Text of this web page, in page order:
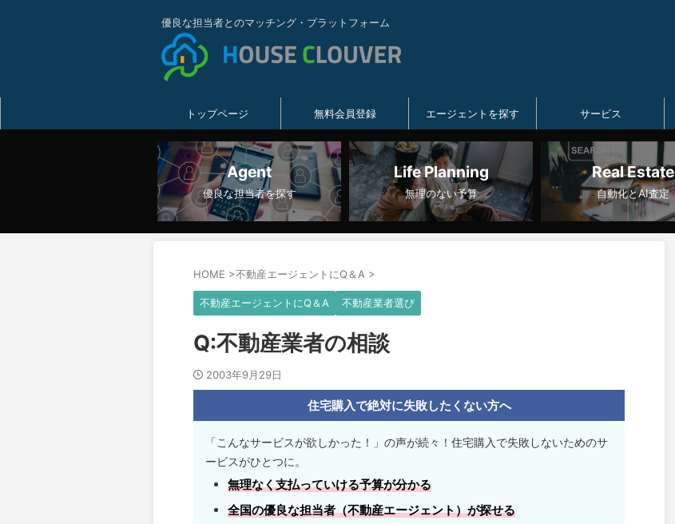
優良な担当者とのマッチング・プラットフォーム
トップページ 無料会員登録 エージェントを探す サービス
Agent
優良な担当者を探す
Life Planning
無理のない予算
Real Estate
自動化とAI査定
HOME >不動産エージェントにQ＆A >
不動産エージェントにQ＆A 不動産業者選び
Q:不動産業者の相談
2003年9月29日
住宅購入で絶対に失敗したくない方へ
「こんなサービスが欲しかった！」の声が続々！住宅購入で失敗しないためのサ
ービスがひとつに。
無理なく支払っていける予算が分かる
全国の優良な担当者（不動産エージェント）が探せる